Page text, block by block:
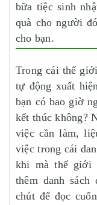
bữa tiệc sinh
quà cho người
cho bạn.
Trong cái thế
tự động xuất
bạn có bao giờ
kết thúc không?
việc cần làm,
việc trong cái
khi mà thế giới
thêm danh
chút để đọc